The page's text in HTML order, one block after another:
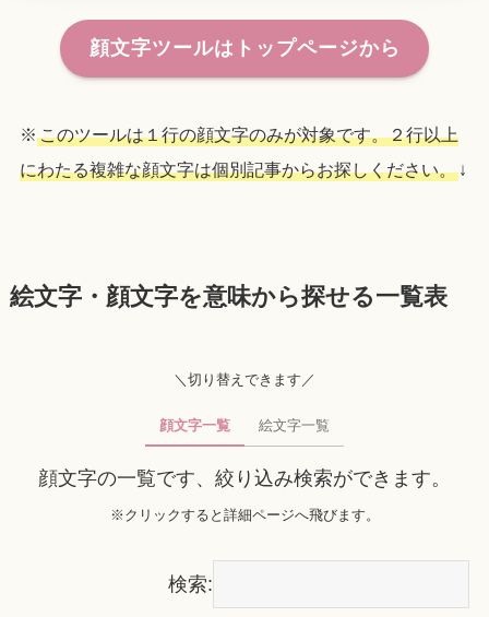
顔文字ツールはトップページから
※ このツールは１行の顔文字のみが対象です。２行以上
にわたる複雑な顔文字は個別記事からお探しください。↓
絵文字・顔文字を意味から探せる一覧表
＼切り替えできます／
顔文字一覧 絵文字一覧
顔文字の一覧です、絞り込み検索ができます。
※クリックすると詳細ページへ飛びます。
検索: